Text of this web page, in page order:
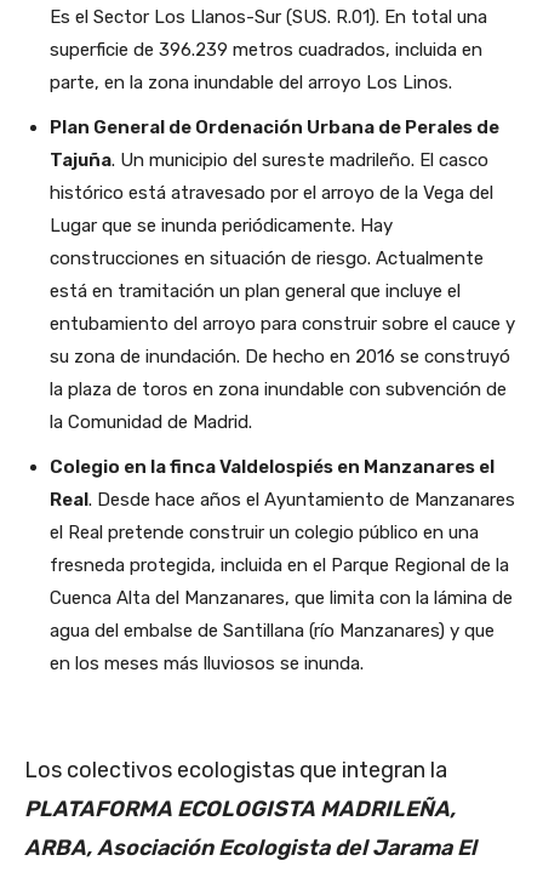
Es el Sector Los Llanos-Sur (SUS. R.01). En total una
superficie de 396.239 metros cuadrados, incluida en
parte, en la zona inundable del arroyo Los Linos.
Plan General de Ordenación Urbana de Perales de
Tajuña. Un municipio del sureste madrileño. El casco
histórico está atravesado por el arroyo de la Vega del
Lugar que se inunda periódicamente. Hay
construcciones en situación de riesgo. Actualmente
está en tramitación un plan general que incluye el
entubamiento del arroyo para construir sobre el cauce y
su zona de inundación. De hecho en 2016 se construyó
la plaza de toros en zona inundable con subvención de
la Comunidad de Madrid.
Colegio en la finca Valdelospiés en Manzanares el
Real . Desde hace años el Ayuntamiento de Manzanares
el Real pretende construir un colegio público en una
fresneda protegida, incluida en el Parque Regional de la
Cuenca Alta del Manzanares, que limita con la lámina de
agua del embalse de Santillana (río Manzanares) y que
en los meses más lluviosos se inunda.
Los colectivos ecologistas que integran la
PLATAFORMA ECOLOGISTA MADRILEÑA,
ARBA, Asociación Ecologista del Jarama El